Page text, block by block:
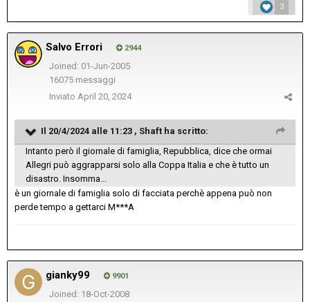
3
Salvo Errori 2944
Joined: 01-Jun-2005
16075 messaggi
Inviato April 20, 2024
Il 20/4/2024 alle 11:23 , Shaft ha scritto:
Intanto però il giornale di famiglia, Repubblica, dice che ormai
Allegri può aggrapparsi solo alla Coppa Italia e che è tutto un
disastro. Insomma...
è un giornale di famiglia solo di facciata perchè appena può non
perde tempo a gettarci M***A
gianky99 9901
Joined: 18-Oct-2008